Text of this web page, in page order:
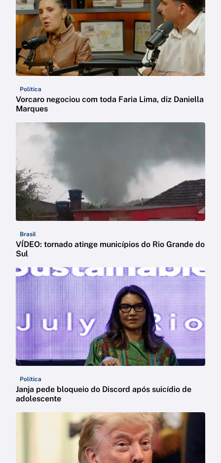
Política
Vorcaro negociou com toda Faria Lima, diz Daniella
Marques
Brasil
VÍDEO: tornado atinge municípios do Rio Grande do
Sul
Política
Janja pede bloqueio do Discord após suicídio de
adolescente